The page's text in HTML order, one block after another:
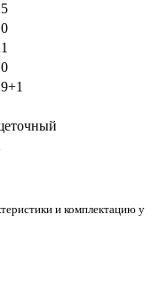
и комплектацию у